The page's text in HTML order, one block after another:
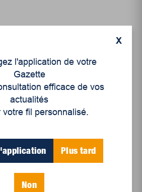
littéraires
X
l'application de votre
Gazette
efficace de vos
actualités
votre fil personnalisé.
Plus tard
Non